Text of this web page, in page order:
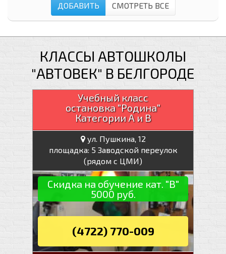
ДОБАВИТЬ СМОТРЕТЬ ВСЕ
КЛАССЫ АВТОШКОЛЫ
"АВТОВЕК" В БЕЛГОРОДЕ
Учебный класс
остановка "Родина"
Категории А и В
ул. Пушкина, 12
площадка: 5 Заводской переулок
(рядом с ЦМИ)
Скидка на обучение кат. "В"
5000 руб.
(4722) 770-009